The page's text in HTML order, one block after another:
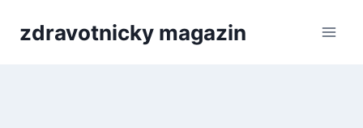
zdravotnicky magazin